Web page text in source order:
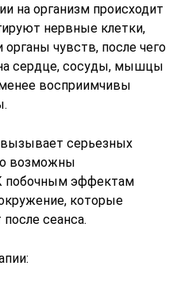
на организм происходит
нервные клетки,
чувств, после чего
сердце, сосуды, мышцы
восприимчивы
серьезных
возможны
побочным эффектам
которые
сеанса.